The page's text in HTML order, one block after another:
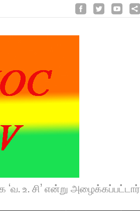
உ. சி’ என்று அழைக்கப்பட்டார்